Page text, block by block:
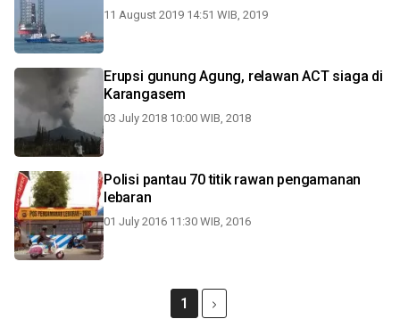
11 August 2019 14:51 WIB, 2019
Erupsi gunung Agung, relawan ACT siaga di
Karangasem
03 July 2018 10:00 WIB, 2018
Polisi pantau 70 titik rawan pengamanan
lebaran
01 July 2016 11:30 WIB, 2016
1